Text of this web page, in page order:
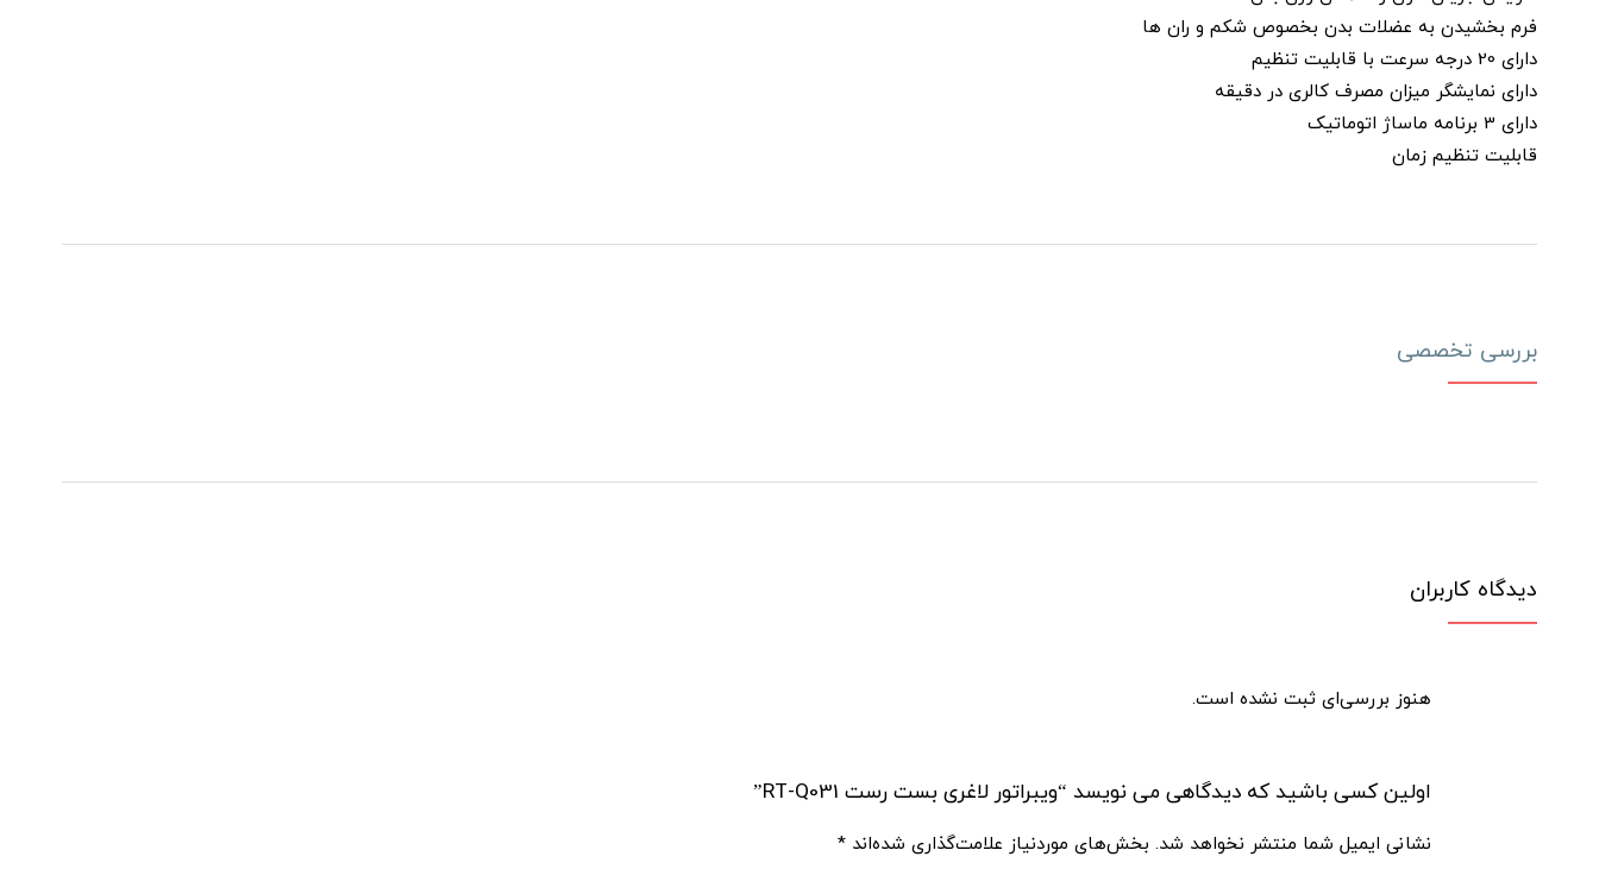
فرم بخشیدن به عضلات بدن بخصوص شکم و ران ها
دارای 20 درجه سرعت با قابلیت تنظیم
دارای نمایشگر میزان مصرف کالری در دقیقه
دارای 3 برنامه ماساژ اتوماتیک
قابلیت تنظیم زمان
بررسی تخصصی
دیدگاه کاربران
هنوز بررسی‌ای ثبت نشده است.
اولین کسی باشید که دیدگاهی می نویسد “ویبراتور لاغری بست رست RT-Q031”
نشانی ایمیل شما منتشر نخواهد شد. بخش‌های موردنیاز علامت‌گذاری شده‌اند *